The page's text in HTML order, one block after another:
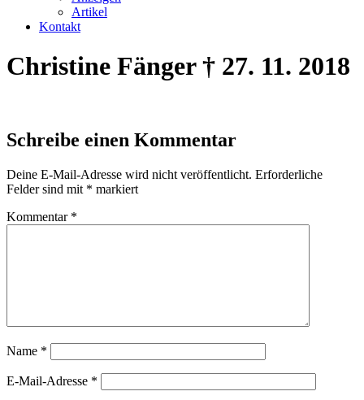
Artikel
Kontakt
Christine Fänger † 27. 11. 2018
Schreibe einen Kommentar
Deine E-Mail-Adresse wird nicht veröffentlicht. Erforderliche
Felder sind mit * markiert
Kommentar *
Name *
E-Mail-Adresse *